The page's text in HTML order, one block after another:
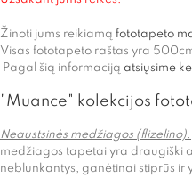
Žinoti jums reikiamą fototapeto
Visas fototapeto raštas yra
Pagal šią informaciją atsiųsime
"Muance" kolekcijos
Neaustsinės medžiagos (flizelino)
medžiagos tapetai yra draugiški
neblunkantys, ganėtinai stiprūs ir